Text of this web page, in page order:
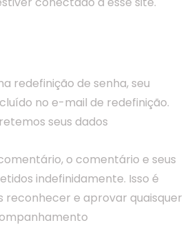
redefinição de senha, seu
no e-mail de redefinição.
seus dados
o comentário e seus
indefinidamente. Isso é
reconhecer e aprovar quaisquer